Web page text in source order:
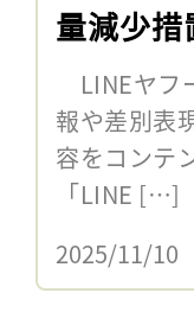
量減少措
LINEヤフ
報や差別表
容をコンテ
「LINE […]
2025/11/10